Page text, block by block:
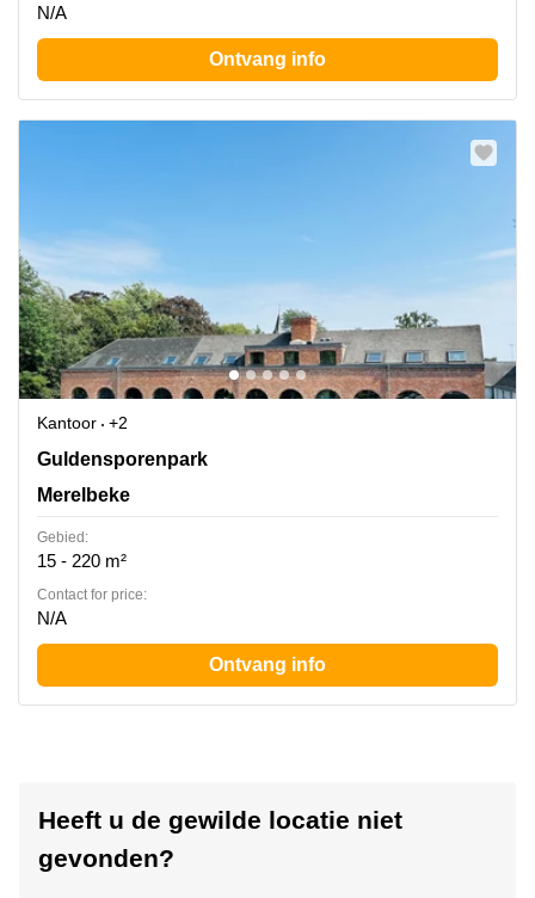
N/A
Ontvang info
Kantoor
+2
Guldensporenpark 120, Merelbeke
Guldensporenpark
Merelbeke
Gebied:
15 - 220 m²
Contact for price:
N/A
Ontvang info
Heeft u de gewilde locatie niet
gevonden?